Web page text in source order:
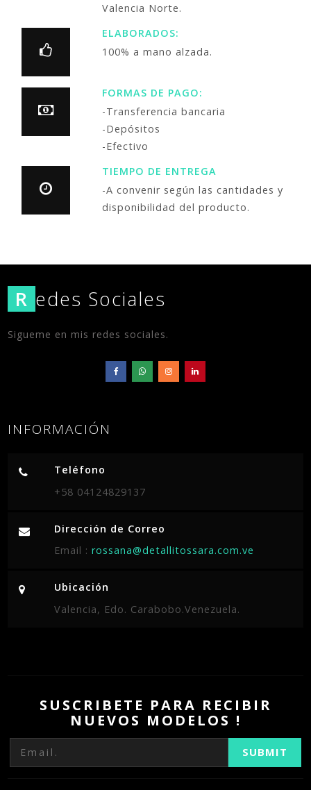
Valencia Norte.
ELABORADOS:
100% a mano alzada.
FORMAS DE PAGO:
-Transferencia bancaria
-Depósitos
-Efectivo
TIEMPO DE ENTREGA
-A convenir según las cantidades y
disponibilidad del producto.
R edes Sociales
Sigueme en mis redes sociales.
INFORMACIÓN
Teléfono
+58 04124829137
Dirección de Correo
Email : rossana@detallitossara.com.ve
Ubicación
Valencia, Edo. Carabobo.Venezuela.
SUSCRIBETE PARA RECIBIR
NUEVOS MODELOS !